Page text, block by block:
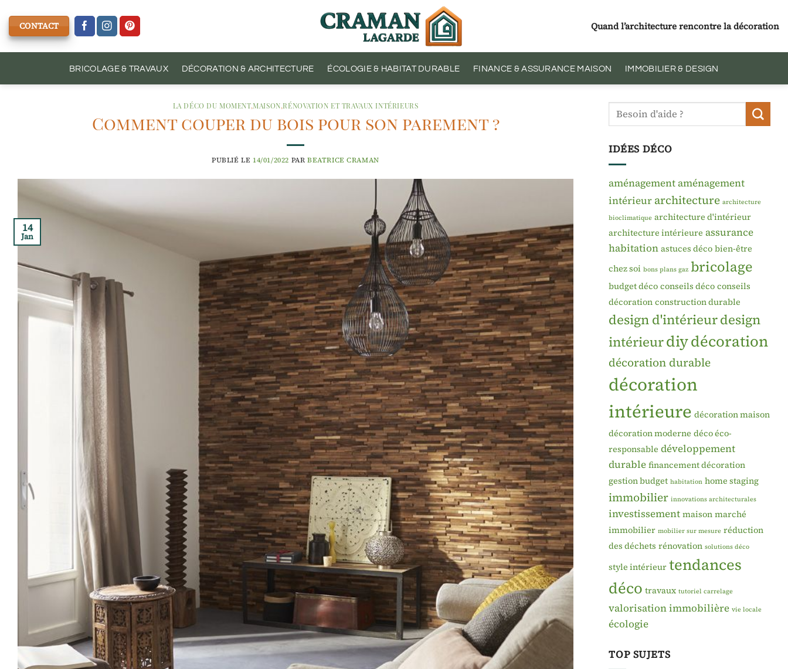
au
contenu
CONTACT Quand l’architecture rencontre la décoration
BRICOLAGE & TRAVAUX DÉCORATION & ARCHITECTURE ÉCOLOGIE & HABITAT DURABLE FINANCE & ASSURANCE MAISON IMMOBILIER & DESIGN
LA DÉCO DU MOMENT,MAISON,RÉNOVATION ET TRAVAUX INTÉRIEURS
Comment couper du bois pour son parement ?
PUBLIÉ LE 14/01/2022 PAR BEATRICE CRAMAN
14
Jan
IDÉES DÉCO
aménagementaménagement
intérieur architecture architecture
bioclimatique architecture d'intérieur
architecture intérieure assurance
habitation astuces déco bien-être
chez soi bons plans gaz bricolage
budget déco conseils déco conseils
décoration construction durable
design d'intérieurdesign
intérieurdiydécoration
décoration durable
décoration
intérieure décoration maison
décoration moderne déco éco-
responsable développement
durable financement décoration
gestion budget habitation home staging
immobilier innovations architecturales
investissement maison marché
immobilier mobilier sur mesure réduction
des déchets rénovation solutions déco
style intérieur tendances
déco travaux tutoriel carrelage
valorisation immobilière vie locale
écologie
TOP SUJETS